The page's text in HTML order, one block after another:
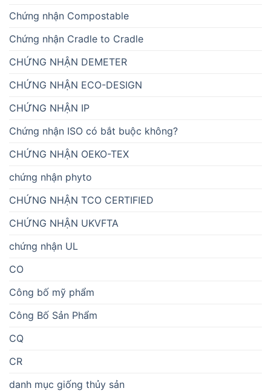
Chứng nhận Compostable
Chứng nhận Cradle to Cradle
CHỨNG NHẬN DEMETER
CHỨNG NHẬN ECO-DESIGN
CHỨNG NHẬN IP
Chứng nhận ISO có bắt buộc không?
CHỨNG NHẬN OEKO-TEX
chứng nhận phyto
CHỨNG NHẬN TCO CERTIFIED
CHỨNG NHẬN UKVFTA
chứng nhận UL
CO
Công bố mỹ phẩm
Công Bố Sản Phẩm
CQ
CR
danh mục giống thủy sản